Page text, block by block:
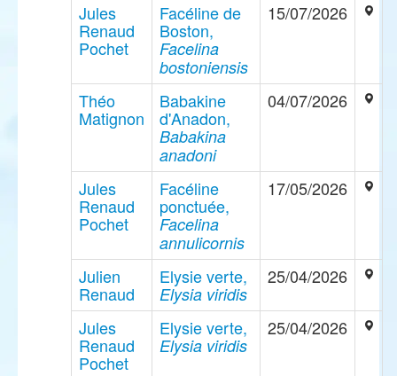
Jules
Renaud
Pochet
Facéline de
Boston,
Facelina
bostoniensis
15/07/2026
Théo
Matignon
Babakine
d'Anadon,
Babakina
anadoni
04/07/2026
Jules
Renaud
Pochet
Facéline
ponctuée,
Facelina
annulicornis
17/05/2026
Julien
Renaud
Elysie verte,
Elysia viridis
25/04/2026
Jules
Renaud
Pochet
Elysie verte,
Elysia viridis
25/04/2026